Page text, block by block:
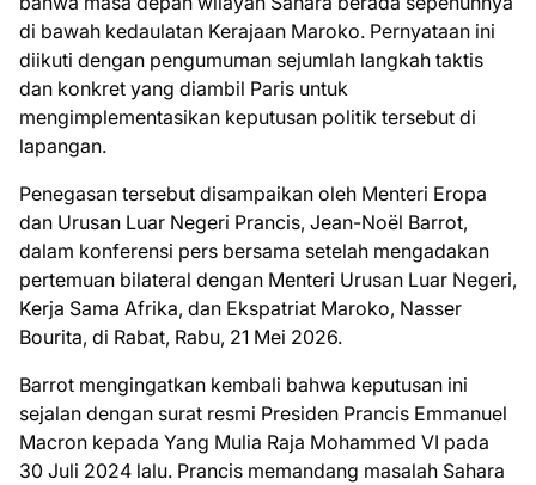
di bawah kedaulatan Kerajaan Maroko. Pernyataan ini
diikuti dengan pengumuman sejumlah langkah taktis
dan konkret yang diambil Paris untuk
mengimplementasikan keputusan politik tersebut di
lapangan.
Penegasan tersebut disampaikan oleh Menteri Eropa
dan Urusan Luar Negeri Prancis, Jean-Noël Barrot,
dalam konferensi pers bersama setelah mengadakan
pertemuan bilateral dengan Menteri Urusan Luar Negeri,
Kerja Sama Afrika, dan Ekspatriat Maroko, Nasser
Bourita, di Rabat, Rabu, 21 Mei 2026.
Barrot mengingatkan kembali bahwa keputusan ini
sejalan dengan surat resmi Presiden Prancis Emmanuel
Macron kepada Yang Mulia Raja Mohammed VI pada
30 Juli 2024 lalu. Prancis memandang masalah Sahara